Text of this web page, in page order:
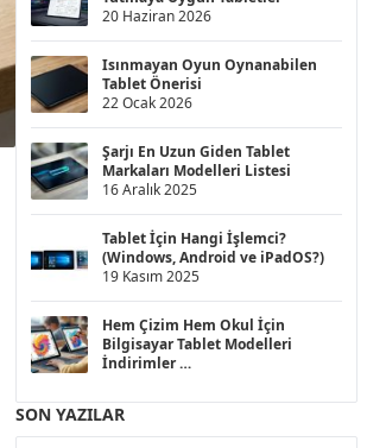
20 Haziran 2026
Isınmayan Oyun Oynanabilen
Tablet Önerisi
22 Ocak 2026
Şarjı En Uzun Giden Tablet
Markaları Modelleri Listesi
16 Aralık 2025
Tablet İçin Hangi İşlemci?
(Windows, Android ve iPadOS?)
19 Kasım 2025
Hem Çizim Hem Okul İçin
Bilgisayar Tablet Modelleri
İndirimler
SON YAZILAR